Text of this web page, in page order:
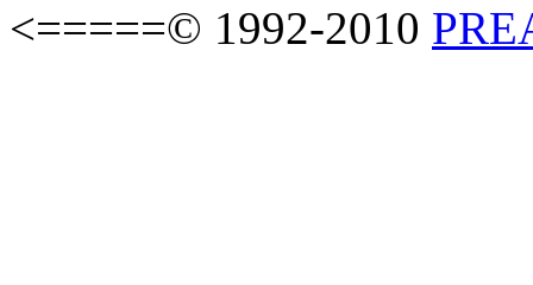
<=====© 1992-2010